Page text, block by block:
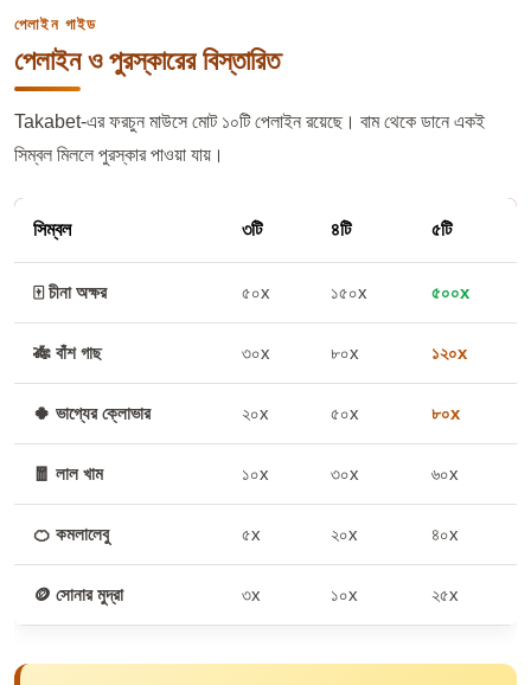
পেলাইন গাইড
পেলাইন ও পুরস্কারের বিস্তারিত
Takabet-এর ফরচুন মাউসে মোট ১০টি পেলাইন রয়েছে। বাম থেকে ডানে একই
সিম্বল মিললে পুরস্কার পাওয়া যায়।
সিম্বল ৩টি ৪টি ৫টি
🀄 চীনা অক্ষর ৫০x ১৫০x ৫০০x
🎋 বাঁশ গাছ ৩০x ৮০x ১২০x
🍀 ভাগ্যের ক্লোভার ২০x ৫০x ৮০x
🧧 লাল খাম ১০x ৩০x ৬০x
🍊 কমলালেবু ৫x ২০x ৪০x
🪙 সোনার মুদ্রা ৩x ১০x ২৫x